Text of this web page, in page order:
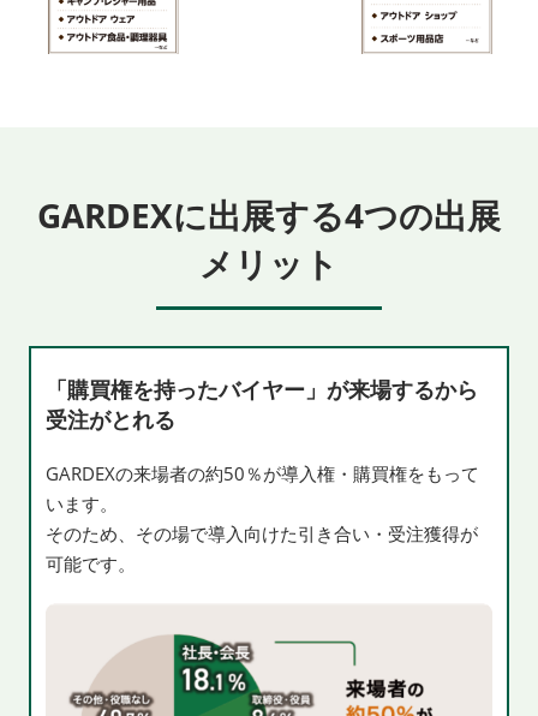
GARDEXに出展する4つの出展
メリット
「購買権を持ったバイヤー」が来場するから
受注がとれる
GARDEXの来場者の約50％が導入権・購買権をもって
います。
そのため、その場で導入向けた引き合い・受注獲得が
可能です。